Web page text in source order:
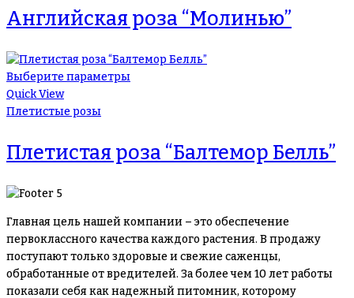
Английская роза “Молинью”
Выберите параметры
Quick View
Плетистые розы
Плетистая роза “Балтемор Белль”
Главная цель нашей компании – это обеспечение
первоклассного качества каждого растения. В продажу
поступают только здоровые и свежие саженцы,
обработанные от вредителей. За более чем 10 лет работы
показали себя как надежный питомник, которому